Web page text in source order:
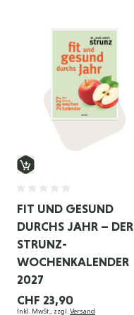
FIT UND GESUND
DURCHS JAHR – DER
STRUNZ-
WOCHENKALENDER
2027
CHF 23,90
Inkl. MwSt., zzgl. Versand